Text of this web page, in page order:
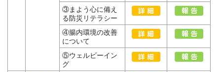
③まよう心に備え
る防災リテラシー
④腸内環境の改善
について
⑤ウェルビーイン
グ